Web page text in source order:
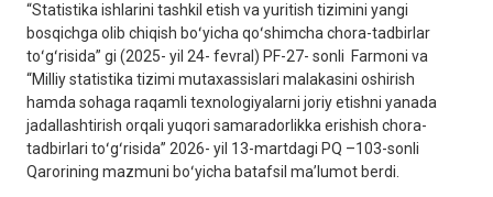
“Statistika ishlarini tashkil etish va yuritish tizimini yangi
bosqichga olib chiqish boʻyicha qoʻshimcha chora-tadbirlar
toʻgʻrisida” gi (2025- yil 24- fevral) PF-27- sonli Farmoni va
“Milliy statistika tizimi mutaxassislari malakasini oshirish
hamda sohaga raqamli texnologiyalarni joriy etishni yanada
jadallashtirish orqali yuqori samaradorlikka erishish chora-
tadbirlari toʻgʻrisida” 2026- yil 13-martdagi PQ –103-sonli
Qarorining mazmuni boʻyicha batafsil maʼlumot berdi.